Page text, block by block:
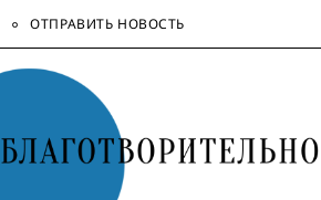
ОТПРАВИТЬ НОВОСТЬ